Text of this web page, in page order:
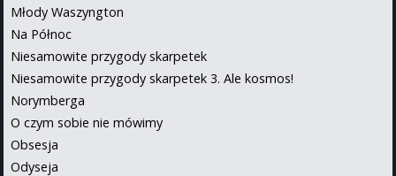
Młody Waszyngton
Na Północ
Niesamowite przygody skarpetek
Niesamowite przygody skarpetek 3. Ale kosmos!
Norymberga
O czym sobie nie mówimy
Obsesja
Odyseja